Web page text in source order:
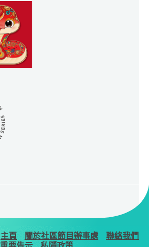
主頁 關於社區節目辦事處
聯絡我們